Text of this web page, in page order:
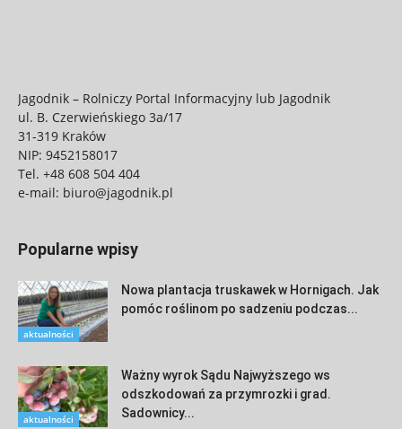
Jagodnik – Rolniczy Portal Informacyjny lub Jagodnik
ul. B. Czerwieńskiego 3a/17
31-319 Kraków
NIP: 9452158017
Tel. +48 608 504 404
e-mail: biuro@jagodnik.pl
Popularne wpisy
aktualności
Nowa plantacja truskawek w Hornigach. Jak
pomóc roślinom po sadzeniu podczas...
aktualności
Ważny wyrok Sądu Najwyższego ws
odszkodowań za przymrozki i grad.
Sadownicy...